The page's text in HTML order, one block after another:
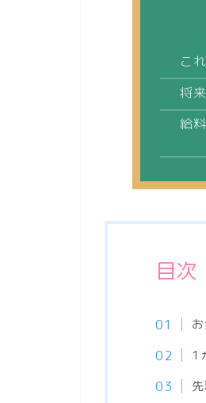
こ
将
給
目次
1